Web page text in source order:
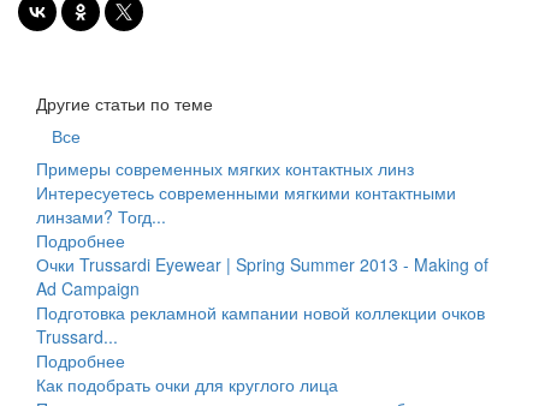
Другие статьи по теме
Все
Примеры современных мягких контактных линз
Интересуетесь современными мягкими контактными
линзами? Тогд...
Подробнее
Очки Trussardi Eyewear | Spring Summer 2013 - Making of
Ad Campaign
Подготовка рекламной кампании новой коллекции очков
Trussard...
Подробнее
Как подобрать очки для круглого лица